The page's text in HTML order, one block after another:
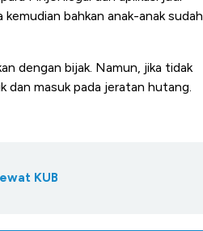
bahkan anak-anak sudah
dengan bijak. Namun, jika tidak
dan masuk pada jeratan hutang.
KUB